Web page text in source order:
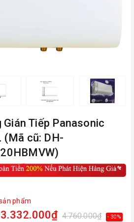
Tiếp Panasonic
(Mã cũ: DH-
phẩm
4.760.000₫ - 30%